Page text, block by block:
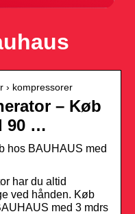
› kompressorer
– Køb
90 …
hos BAUHAUS med
har du altid
ved hånden. Køb
med 3 mdrs